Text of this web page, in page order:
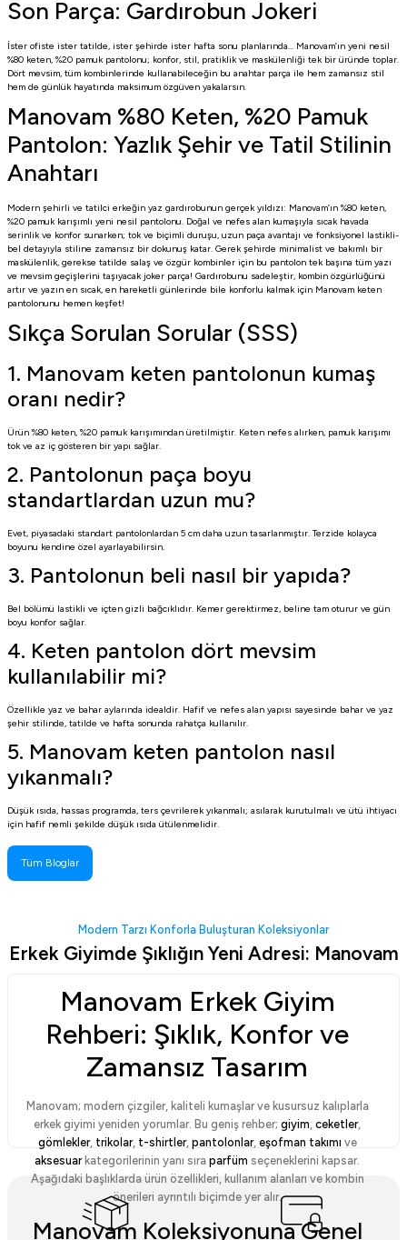
Son Parça: Gardırobun Jokeri
İster ofiste ister tatilde, ister şehirde ister hafta sonu planlarında… Manovam’ın yeni nesil
%80 keten, %20 pamuk pantolonu; konfor, stil, pratiklik ve maskülenliği tek bir üründe toplar.
Dört mevsim, tüm kombinlerinde kullanabileceğin bu anahtar parça ile hem zamansız stil
hem de günlük hayatında maksimum özgüven yakalarsın.
Manovam %80 Keten, %20 Pamuk
Pantolon: Yazlık Şehir ve Tatil Stilinin
Anahtarı
Modern şehirli ve tatilci erkeğin yaz gardırobunun gerçek yıldızı: Manovam’ın %80 keten,
%20 pamuk karışımlı yeni nesil pantolonu. Doğal ve nefes alan kumaşıyla sıcak havada
serinlik ve konfor sunarken; tok ve biçimli duruşu, uzun paça avantajı ve fonksiyonel lastikli-
bel detayıyla stiline zamansız bir dokunuş katar. Gerek şehirde minimalist ve bakımlı bir
maskülenlik, gerekse tatilde salaş ve özgür kombinler için bu pantolon tek başına tüm yazı
ve mevsim geçişlerini taşıyacak joker parça! Gardırobunu sadeleştir, kombin özgürlüğünü
artır ve yazın en sıcak, en hareketli günlerinde bile konforlu kalmak için Manovam keten
pantolonunu hemen keşfet!
Sıkça Sorulan Sorular (SSS)
1. Manovam keten pantolonun kumaş
oranı nedir?
Ürün %80 keten, %20 pamuk karışımından üretilmiştir. Keten nefes alırken, pamuk karışımı
tok ve az iç gösteren bir yapı sağlar.
2. Pantolonun paça boyu
standartlardan uzun mu?
Evet, piyasadaki standart pantolonlardan 5 cm daha uzun tasarlanmıştır. Terzide kolayca
boyunu kendine özel ayarlayabilirsin.
3. Pantolonun beli nasıl bir yapıda?
Bel bölümü lastikli ve içten gizli bağcıklıdır. Kemer gerektirmez, beline tam oturur ve gün
boyu konfor sağlar.
4. Keten pantolon dört mevsim
kullanılabilir mi?
Özellikle yaz ve bahar aylarında idealdir. Hafif ve nefes alan yapısı sayesinde bahar ve yaz
şehir stilinde, tatilde ve hafta sonunda rahatça kullanılır.
5. Manovam keten pantolon nasıl
yıkanmalı?
Düşük ısıda, hassas programda, ters çevrilerek yıkanmalı; asılarak kurutulmalı ve ütü ihtiyacı
için hafif nemli şekilde düşük ısıda ütülenmelidir.
Tüm Bloglar
Modern Tarzı Konforla Buluşturan Koleksiyonlar
Erkek Giyimde Şıklığın Yeni Adresi: Manovam
Manovam Erkek Giyim
Rehberi: Şıklık, Konfor ve
Zamansız Tasarım
Manovam; modern çizgiler, kaliteli kumaşlar ve kusursuz kalıplarla
erkek giyimi yeniden yorumlar. Bu geniş rehber; giyim, ceketler,
gömlekler, trikolar, t-shirtler, pantolonlar, eşofman takımı ve
aksesuarkategorilerinin yanı sıra parfüm seçeneklerini kapsar.
Aşağıdaki başlıklarda ürün özellikleri, kullanım alanları ve kombin
önerileri ayrıntılı biçimde yer alır.
Manovam Koleksiyonuna Genel